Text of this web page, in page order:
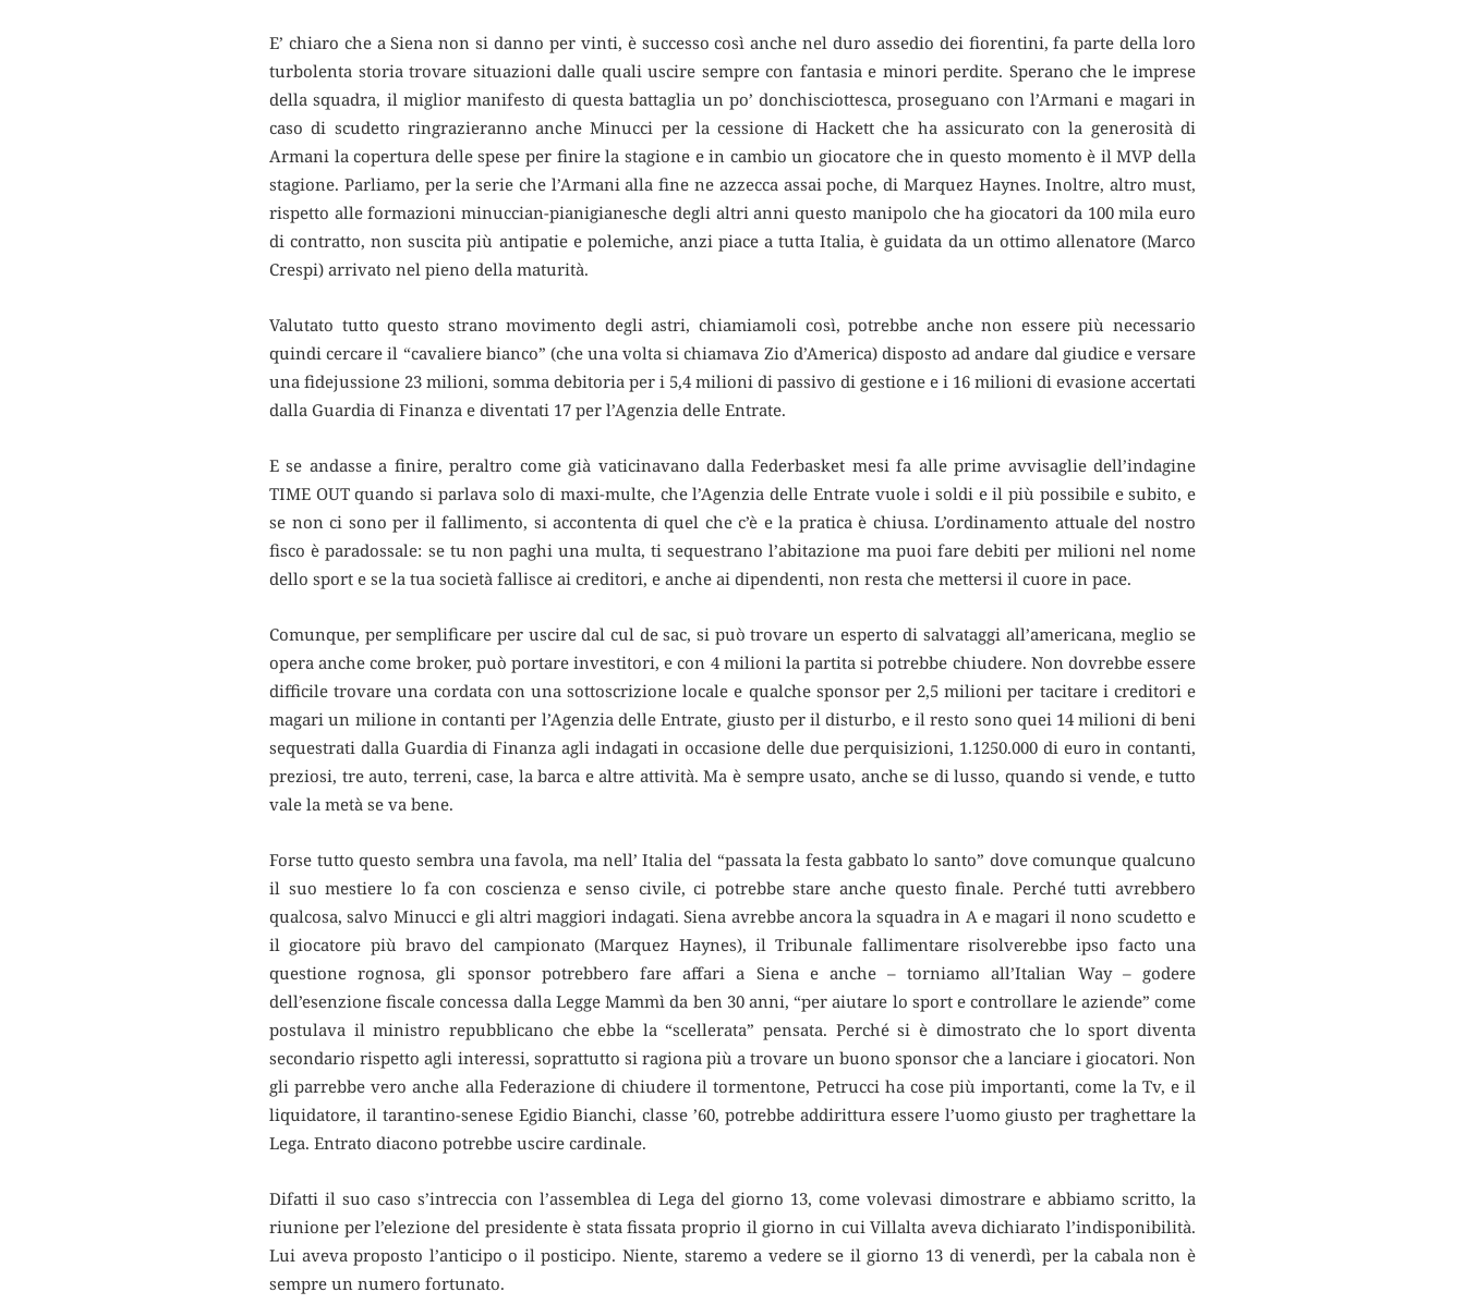
E’ chiaro che a Siena non si danno per vinti, è successo così anche nel duro assedio dei fiorentini, fa parte della loro
turbolenta storia trovare situazioni dalle quali uscire sempre con fantasia e minori perdite. Sperano che le imprese
della squadra, il miglior manifesto di questa battaglia un po’ donchisciottesca, proseguano con l’Armani e magari in
caso di scudetto ringrazieranno anche Minucci per la cessione di Hackett che ha assicurato con la generosità di
Armani la copertura delle spese per finire la stagione e in cambio un giocatore che in questo momento è il MVP della
stagione. Parliamo, per la serie che l’Armani alla fine ne azzecca assai poche, di Marquez Haynes. Inoltre, altro must,
rispetto alle formazioni minuccian-pianigianesche degli altri anni questo manipolo che ha giocatori da 100 mila euro
di contratto, non suscita più antipatie e polemiche, anzi piace a tutta Italia, è guidata da un ottimo allenatore (Marco
Crespi) arrivato nel pieno della maturità.
Valutato tutto questo strano movimento degli astri, chiamiamoli così, potrebbe anche non essere più necessario
quindi cercare il “cavaliere bianco” (che una volta si chiamava Zio d’America) disposto ad andare dal giudice e versare
una fidejussione 23 milioni, somma debitoria per i 5,4 milioni di passivo di gestione e i 16 milioni di evasione accertati
dalla Guardia di Finanza e diventati 17 per l’Agenzia delle Entrate.
E se andasse a finire, peraltro come già vaticinavano dalla Federbasket mesi fa alle prime avvisaglie dell’indagine
TIME OUT quando si parlava solo di maxi-multe, che l’Agenzia delle Entrate vuole i soldi e il più possibile e subito, e
se non ci sono per il fallimento, si accontenta di quel che c’è e la pratica è chiusa. L’ordinamento attuale del nostro
fisco è paradossale: se tu non paghi una multa, ti sequestrano l’abitazione ma puoi fare debiti per milioni nel nome
dello sport e se la tua società fallisce ai creditori, e anche ai dipendenti, non resta che mettersi il cuore in pace.
Comunque, per semplificare per uscire dal cul de sac, si può trovare un esperto di salvataggi all’americana, meglio se
opera anche come broker, può portare investitori, e con 4 milioni la partita si potrebbe chiudere. Non dovrebbe essere
difficile trovare una cordata con una sottoscrizione locale e qualche sponsor per 2,5 milioni per tacitare i creditori e
magari un milione in contanti per l’Agenzia delle Entrate, giusto per il disturbo, e il resto sono quei 14 milioni di beni
sequestrati dalla Guardia di Finanza agli indagati in occasione delle due perquisizioni, 1.1250.000 di euro in contanti,
preziosi, tre auto, terreni, case, la barca e altre attività. Ma è sempre usato, anche se di lusso, quando si vende, e tutto
vale la metà se va bene.
Forse tutto questo sembra una favola, ma nell’ Italia del “passata la festa gabbato lo santo” dove comunque qualcuno
il suo mestiere lo fa con coscienza e senso civile, ci potrebbe stare anche questo finale. Perché tutti avrebbero
qualcosa, salvo Minucci e gli altri maggiori indagati. Siena avrebbe ancora la squadra in A e magari il nono scudetto e
il giocatore più bravo del campionato (Marquez Haynes), il Tribunale fallimentare risolverebbe ipso facto una
questione rognosa, gli sponsor potrebbero fare affari a Siena e anche – torniamo all’Italian Way – godere
dell’esenzione fiscale concessa dalla Legge Mammì da ben 30 anni, “per aiutare lo sport e controllare le aziende” come
postulava il ministro repubblicano che ebbe la “scellerata” pensata. Perché si è dimostrato che lo sport diventa
secondario rispetto agli interessi, soprattutto si ragiona più a trovare un buono sponsor che a lanciare i giocatori. Non
gli parrebbe vero anche alla Federazione di chiudere il tormentone, Petrucci ha cose più importanti, come la Tv, e il
liquidatore, il tarantino-senese Egidio Bianchi, classe ’60, potrebbe addirittura essere l’uomo giusto per traghettare la
Lega. Entrato diacono potrebbe uscire cardinale.
Difatti il suo caso s’intreccia con l’assemblea di Lega del giorno 13, come volevasi dimostrare e abbiamo scritto, la
riunione per l’elezione del presidente è stata fissata proprio il giorno in cui Villalta aveva dichiarato l’indisponibilità.
Lui aveva proposto l’anticipo o il posticipo. Niente, staremo a vedere se il giorno 13 di venerdì, per la cabala non è
sempre un numero fortunato.